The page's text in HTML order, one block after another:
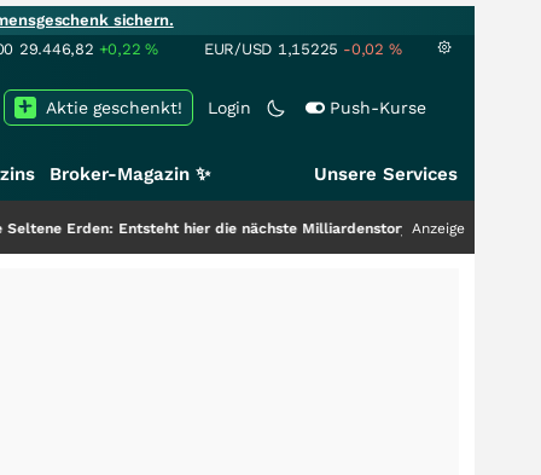
sichern.
29.446,82 +0,22% EUR/USD 1,15225 -0,02 %
Login Push-Kurse
Aktie geschenkt!
Broker-Magazin ✨ Unsere Services
hier die nächste Milliardenstory?+++ Anzeige